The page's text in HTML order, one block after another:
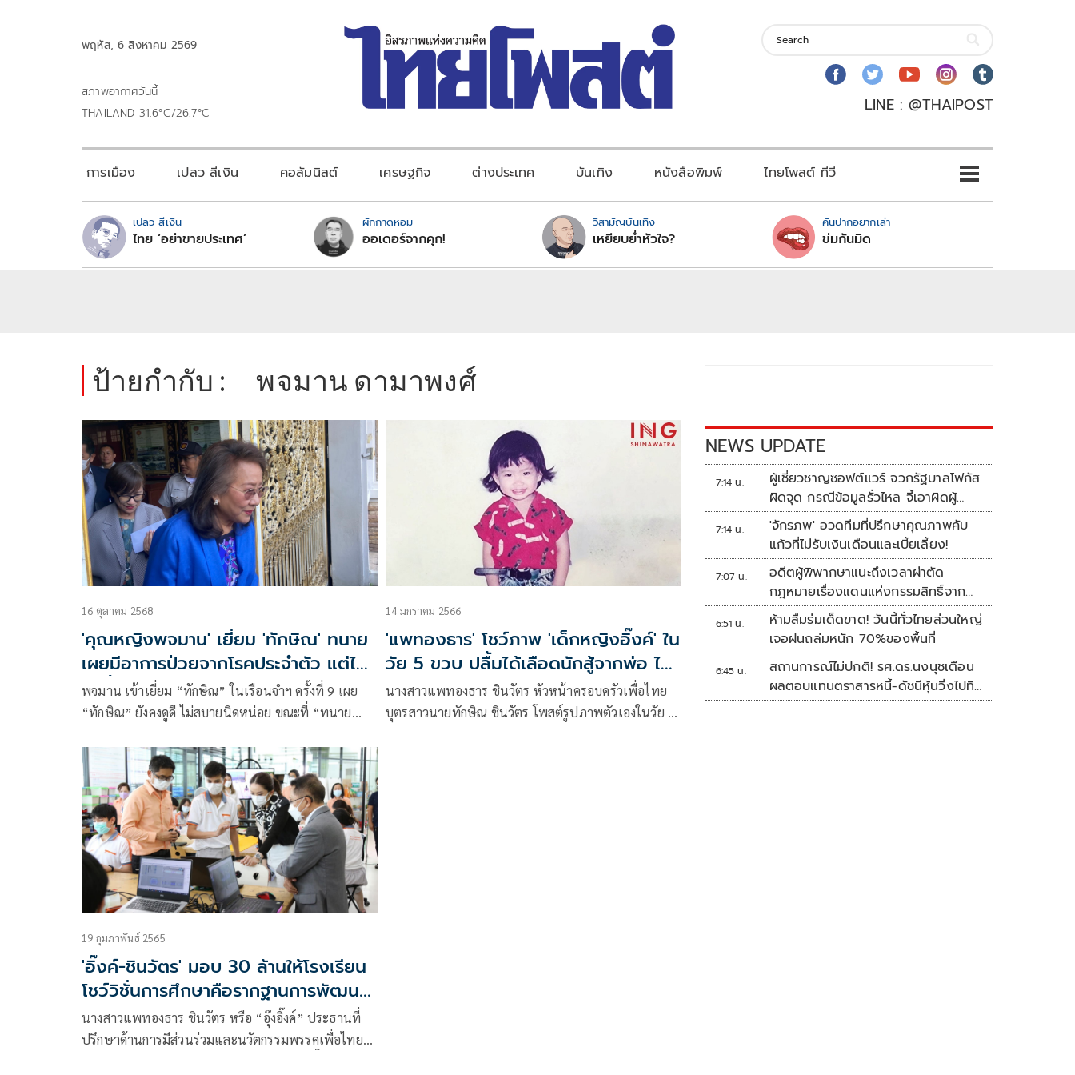
พฤหัส, 6 สิงหาคม 2569
สภาพอากาศวันนี้
THAILAND 31.6°C/26.7°C
LINE : @THAIPOST
การเมือง เปลว สีเงิน คอลัมนิสต์ เศรษฐกิจ ต่างประเทศ บันเทิง หนังสือพิมพ์ ไทยโพสต์ ทีวี
เปลว สีเงิน
ไทย ‘อย่าขายประเทศ’
ผักกาดหอม
ออเดอร์จากคุก!
วิสามัญบันเทิง
เหยียบย่ำหัวใจ?
คันปากอยากเล่า
ข่มกันมิด
ป้ายกำกับ : พจมาน ดามาพงศ์
16 ตุลาคม 2568
'คุณหญิงพจมาน' เยี่ยม 'ทักษิณ' ทนาย
เผยมีอาการป่วยจากโรคประจำตัว แต่ไม่
ถึงขั้นวิกฤต
พจมาน เข้าเยี่ยม “ทักษิณ” ในเรือนจำฯ ครั้งที่ 9 เผย
“ทักษิณ” ยังคงดูดี ไม่สบายนิดหน่อย ขณะที่ “ทนาย
ทักษิณทุกสัปดาห์ ห่วงอาการป่วย กระดูกต้นคอ เชื่อมโยง
อาการไขสันหลัง
14 มกราคม 2566
'แพทองธาร' โชว์ภาพ 'เด็กหญิงอิ๊งค์' ใน
วัย 5 ขวบ ปลื้มได้เลือดนักสู้จากพ่อ ได้
ความอดทนจากแม่
นางสาวแพทองธาร ชินวัตร หัวหน้าครอบครัวเพื่อไทย
บุตรสาวนายทักษิณ ชินวัตร โพสต์รูปภาพตัวเองในวัย 5
19 กุมภาพันธ์ 2565
'อิ๊งค์-ชินวัตร' มอบ 30 ล้านให้โรงเรียน
โชว์วิชั่นการศึกษาคือรากฐานการพัฒนา
ประเทศ
นางสาวแพทองธาร ชินวัตร หรือ “อุ๊งอิ๊งค์” ประธานที่
ปรึกษาด้านการมีส่วนร่วมและนวัตกรรมพรรคเพื่อไทย
NEWS UPDATE
7:14 น.
ผู้เชี่ยวชาญซอฟต์แวร์ จวกรัฐบาลโฟกัส
ผิดจุด กรณีข้อมูลรั่วไหล จี้เอาผิดผู้
ควบคุม-เจ้าของระบบตามกฎหมาย
PDPA
7:14 น.
'จักรภพ' อวดทีมที่ปรึกษาคุณภาพคับ
แก้วที่ไม่รับเงินเดือนและเบี้ยเลี้ยง!
7:07 น.
อดีตผู้พิพากษาแนะถึงเวลาผ่าตัด
กฎหมายเรื่องแดนแห่งกรรมสิทธิ์จาก
สวรรค์ถึงนรก!
6:51 น.
ห้ามลืมร่มเด็ดขาด! วันนี้ทั่วไทยส่วนใหญ่
เจอฝนถล่มหนัก 70%ของพื้นที่
6:45 น.
สถานการณ์ไม่ปกติ! รศ.ดร.นงนุชเตือน
ผลตอบแทนตราสารหนี้-ดัชนีหุ้นวิ่งไปทิศ
เดียวกัน